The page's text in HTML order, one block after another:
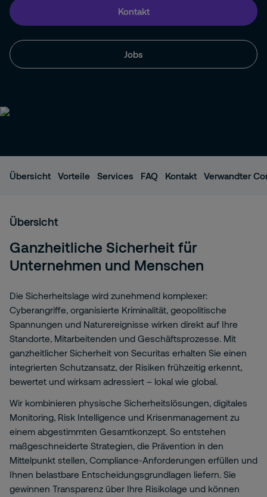
Kontakt
Jobs
Übersicht Vorteile Services FAQ Kontakt Verwandter
Übersicht
Ganzheitliche Sicherheit für
Unternehmen und Menschen
Die Sicherheitslage wird zunehmend komplexer:
Cyberangriffe, organisierte Kriminalität, geopolitische
Spannungen und Naturereignisse wirken direkt auf Ihre
Standorte, Mitarbeitenden und Geschäftsprozesse. Mit
ganzheitlicher Sicherheit von Securitas erhalten Sie einen
integrierten Schutzansatz, der Risiken frühzeitig erkennt,
bewertet und wirksam adressiert – lokal wie global.
Wir kombinieren physische Sicherheitslösungen, digitales
Monitoring, Risk Intelligence und Krisenmanagement zu
einem abgestimmten Gesamtkonzept. So entstehen
maßgeschneiderte Strategien, die Prävention in den
Mittelpunkt stellen, Compliance-Anforderungen erfüllen und
Ihnen belastbare Entscheidungsgrundlagen liefern. Sie
gewinnen Transparenz über Ihre Risikolage und können